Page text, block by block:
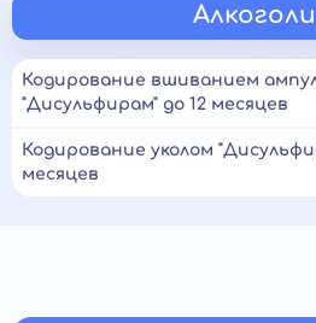
Кодирование вшиванием
"Дисульфирам" до 12 месяцев
Кодирование уколом
месяцев